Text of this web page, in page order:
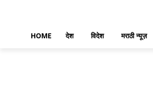
HOME देश विदेश मराठी न्यूज़